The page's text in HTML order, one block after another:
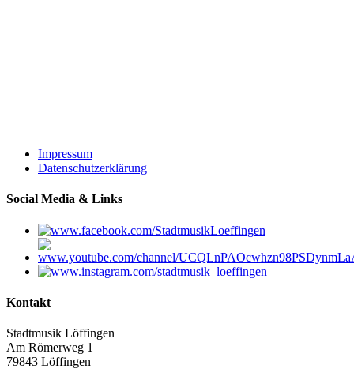
Impressum
Datenschutzerklärung
Social Media & Links
Kontakt
Stadtmusik Löffingen
Am Römerweg 1
79843 Löffingen